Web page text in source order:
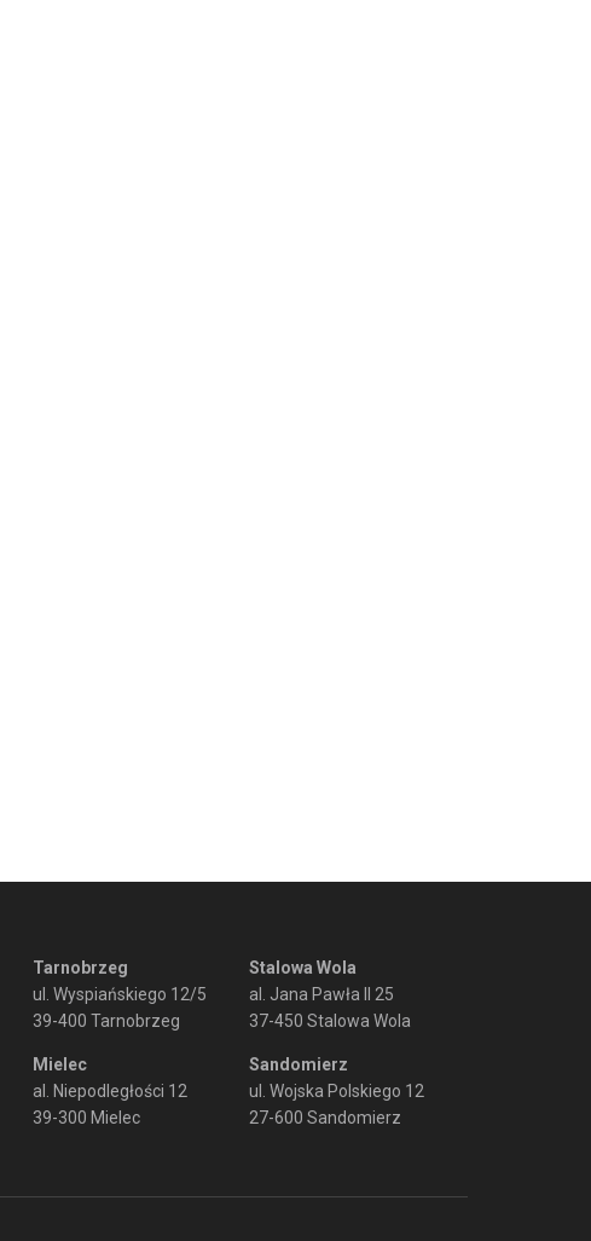
Tarnobrzeg
ul. Wyspiańskiego 12/5
39-400 Tarnobrzeg
Mielec
al. Niepodległości 12
39-300 Mielec
Stalowa Wola
al. Jana Pawła II 25
37-450 Stalowa Wola
Sandomierz
ul. Wojska Polskiego 12
27-600 Sandomierz